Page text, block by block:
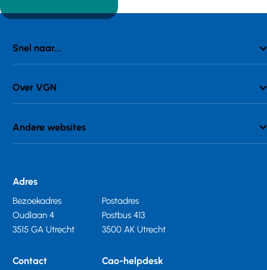
Snel naar...
Over VGN
Andere websites
Adres
Bezoekadres
Oudlaan 4
3515 GA Utrecht
Postadres
Postbus 413
3500 AK Utrecht
Contact Cao-helpdesk